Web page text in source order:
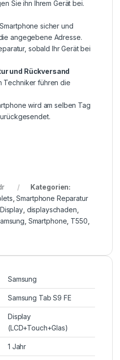
Sie ihn Ihrem Gerät bei.
sicher und
angegebene Adresse.
sobald Ihr Gerät bei
und Rückversand
Techniker führen die
wird am selben Tag
Kategorien:
,Smartphone Reparatur
Display, displayschaden
Smartphone T550
Samsung
Samsung Tab S9 FE
Display
(LCD+Touch+Glas)
1 Jahr